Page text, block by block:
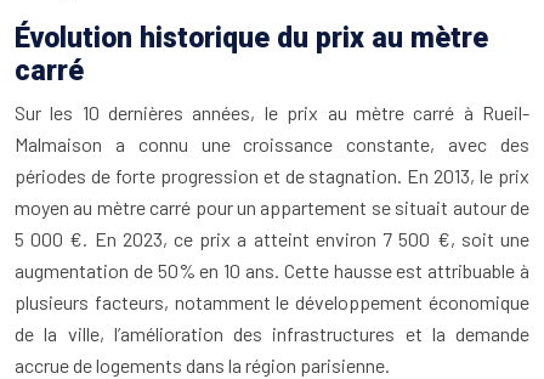
Évolution historique du prix au mètre
carré
Sur les 10 dernières années, le prix au mètre carré à Rueil-
Malmaison a connu une croissance constante, avec des
périodes de forte progression et de stagnation. En 2013, le prix
moyen au mètre carré pour un appartement se situait autour de
5 000 €. En 2023, ce prix a atteint environ 7 500 €, soit une
augmentation de 50% en 10 ans. Cette hausse est attribuable à
plusieurs facteurs, notamment le développement économique
de la ville, l’amélioration des infrastructures et la demande
accrue de logements dans la région parisienne.